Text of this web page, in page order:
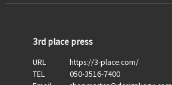
3rd place press
URL
https://3-place.com/
TEL
050-3516-7400